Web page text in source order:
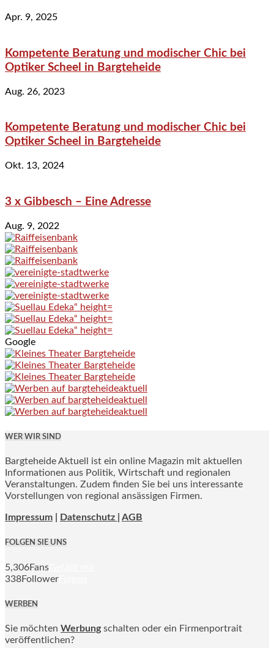
Apr. 9, 2025
Kompetente Beratung und modischer Chic bei
Optiker Scheel in Bargteheide
Aug. 26, 2023
Kompetente Beratung und modischer Chic bei
Optiker Scheel in Bargteheide
Okt. 13, 2024
3 x Gibbesch – Eine Adresse
Aug. 9, 2022
Google
WER WIR SIND
Bargteheide Aktuell ist ein online Magazin mit aktuellen
Informationen aus Politik, Wirtschaft und regionalen
Veranstaltungen. Zudem finden Sie bei uns interessante
Vorstellungen von regional ansässigen Firmen.
Impressum Datenschutz | AGB
FOLGEN SIE UNS
5,306Fans
338Follower
WERBEN
Sie möchten Werbung schalten oder ein Firmenportrait
veröffentlichen?